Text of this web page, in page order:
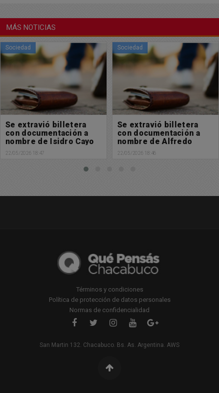
MÁS NOTICIAS
Sociedad
Se extravió billetera
con documentación a
nombre de Alfredo
Ferrari
22/05/2026 18:46
Buen día Chacabuco
Les deseamos un
excelente y bendecido
viernes
22/05/2026 09:04
Términos y condiciones
Política de protección de datos personales
Normas de confidencialidad
San Martin 132. Chacabuco. Bs. As. Argentina. AWS